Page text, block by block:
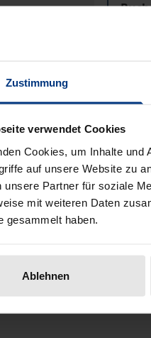
Zustimmung
verwendet Cookies
Cookies, um Inhalte und
auf unsere Website zu
unsere Partner für soziale
mit weiteren Daten
gesammelt haben.
Ablehnen
Buch
Menschen
medizinischen
traditionellen Medizin